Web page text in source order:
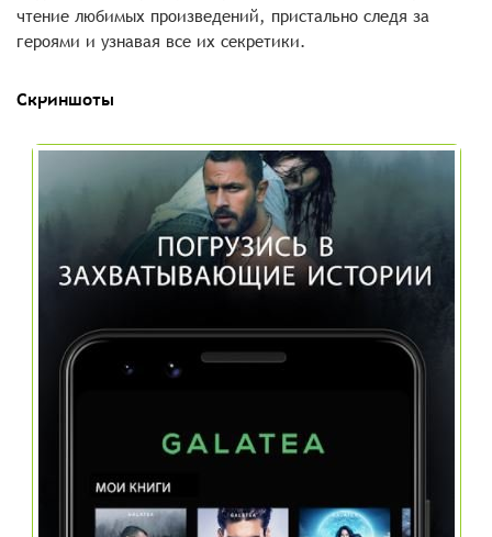
чтение любимых произведений, пристально следя за
героями и узнавая все их секретики.
Скриншоты